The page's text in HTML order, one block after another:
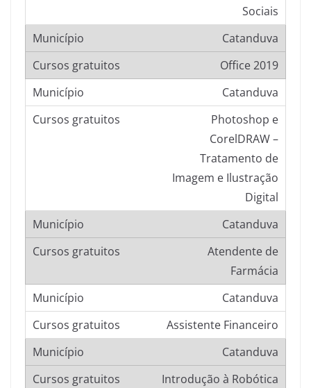
Sociais
Catanduva
Office 2019
Catanduva
Photoshop e
CorelDRAW –
Tratamento de
Imagem e Ilustração
Digital
Catanduva
Atendente de
Farmácia
Catanduva
Assistente Financeiro
Catanduva
Introdução à Robótica